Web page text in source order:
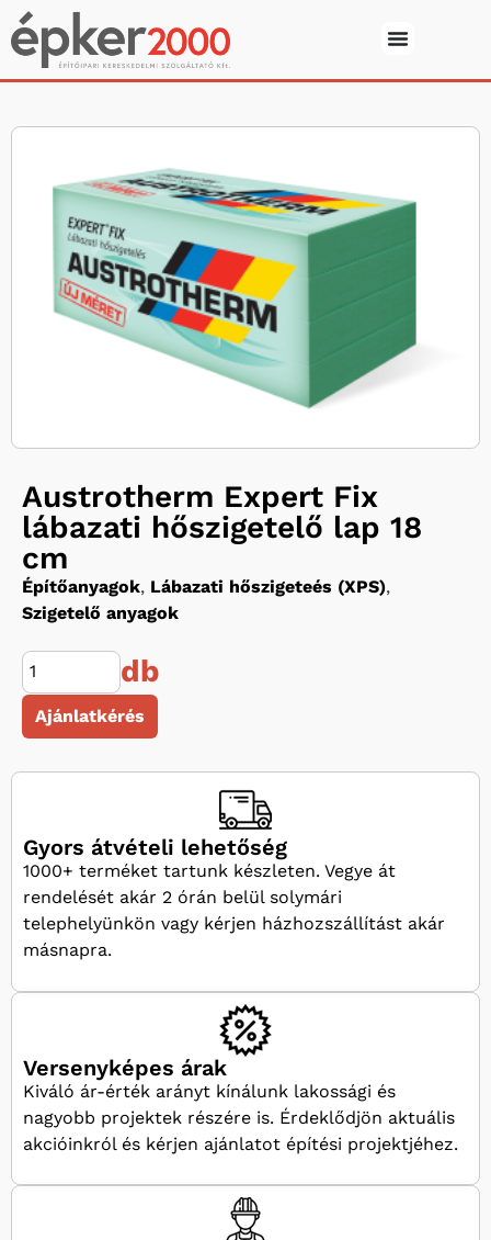
Austrotherm Expert Fix
lábazati hőszigetelő lap 18
cm
Építőanyagok, Lábazati hőszigeteés (XPS),
Szigetelő anyagok
db
Ajánlatkérés
Gyors átvételi lehetőség
1000+ terméket tartunk készleten. Vegye át
rendelését akár 2 órán belül solymári
telephelyünkön vagy kérjen házhozszállítást akár
másnapra.
Versenyképes árak
Kiváló ár-érték arányt kínálunk lakossági és
nagyobb projektek részére is. Érdeklődjön aktuális
akcióinkról és kérjen ajánlatot építési projektjéhez.